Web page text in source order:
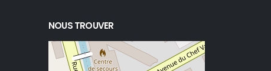
NOUS TROUVER